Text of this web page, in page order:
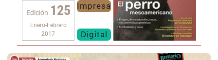
Edición 125
Enero-Febrero
2017
Impresa
Digital